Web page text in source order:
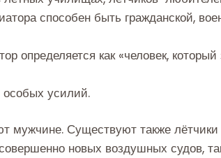
способен быть гражданской,
как «человек, который
усилий.
мужчине. Существуют также лётчики
новых воздушных судов,